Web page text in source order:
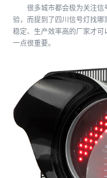
很多城市都会极为关注信
验，而提到了四川信号灯找
稳定、生产效率高的厂家才
一点很重要。